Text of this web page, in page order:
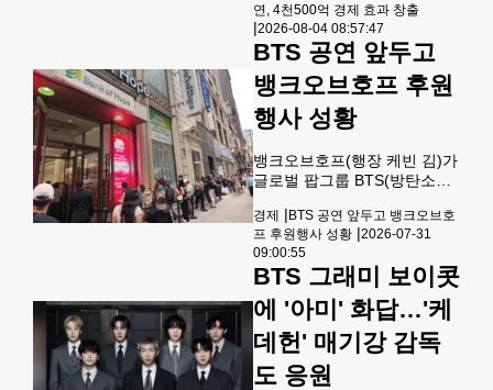
에는
키고 있다는 주요 외신의 분석
이 나왔다고 빅히트 뮤직이 4
일 밝혔다.영국 일간 가디언은
최근 보도를 통해 "4년의 공백
을 깨고 월드투어를 재개한 방
탄소년단이 미국 현지에서 막
대한 경제적 호황을 이끌고 있
다"고 조명했다.가디언은 9월
까지 북미 7개 도시에서 16회
에 걸쳐 열리는 방탄소년단의
콘서트 일정에 주목했다. 신문
은 이들이 5월 개최한 라스베
이거스 4회 연속 매진 공연의
성과를 짚으며 "당시
연, 4천500억 경제 효과 창출
|2026-08-04 08:57:47
BTS 공연 앞두고
뱅크오브호프 후원
행사 성황
뱅크오브호프(행장 케빈 김)가
글로벌 팝그룹 BTS(방탄소년
욕 공원을 앞두고 BTS와 함께
진행중인 특별 후원 행사가 화
제다. 30일 이번 후원행사의
공식 베뉴로 선정된 뱅크오브
호프 맨해튼 지점에 많은 팬들
이 BTS 스탬프 카드를 받고 경
품에 응모하기 위해 길게 줄을
서있다. [뱅크오브호프 제공]
경제 |BTS 공연 앞두고 뱅크오브호
프 후원행사 성황 |2026-07-31
09:00:55
BTS 그래미 보이콧
에 '아미' 화답…'케
데헌' 매기강 감독
도 응원